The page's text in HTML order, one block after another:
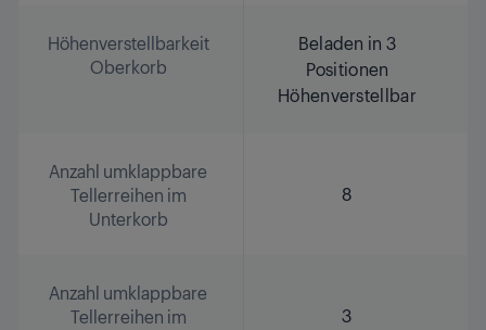
Höhenverstellbarkeit
Oberkorb
Beladen in 3
Positionen
Höhenverstellbar
Anzahl umklappbare
Tellerreihen im
Unterkorb
8
Anzahl umklappbare
Tellerreihen im
3